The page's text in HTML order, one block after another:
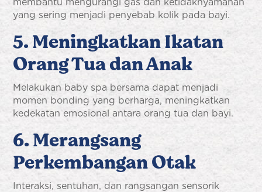
yang sering menjadi penyebab kolik pada bayi.
5. Meningkatkan Ikatan
Orang Tua dan Anak
Melakukan baby spa bersama dapat menjadi
momen bonding yang berharga, meningkatkan
kedekatan emosional antara orang tua dan bayi.
6. Merangsang
Perkembangan Otak
Interaksi, sentuhan, dan rangsangan sensorik